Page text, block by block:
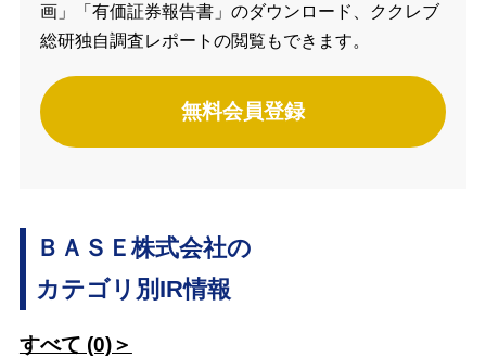
画」「有価証券報告書」のダウンロード、ククレブ
総研独自調査レポートの閲覧もできます。
無料会員登録
ＢＡＳＥ株式会社の
カテゴリ別IR情報
すべて (0)＞